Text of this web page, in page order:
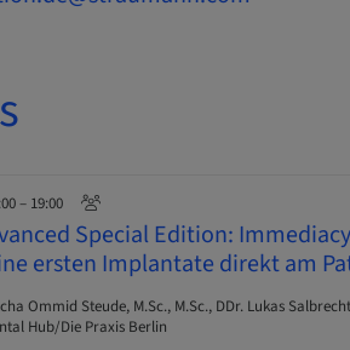
– 19:00
Special Edition:
ersten Implantate direkt am
Ommid Steude, M.Sc., M.Sc., DDr. Lukas
Hub/Die Praxis Berlin